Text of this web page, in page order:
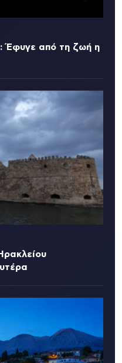
Έφυγε από τη ζωή η